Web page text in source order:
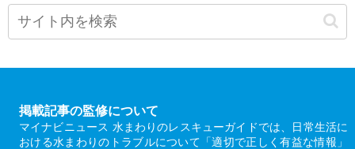
掲載記事の監修について
マイナビニュース 水まわりのレスキューガイドでは、日常生活に
おける水まわりのトラブルについて「適切で正しく有益な情報」